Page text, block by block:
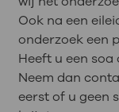
Ook na een
onderzoek een
Heeft u een
Neem dan
eerst of u geen